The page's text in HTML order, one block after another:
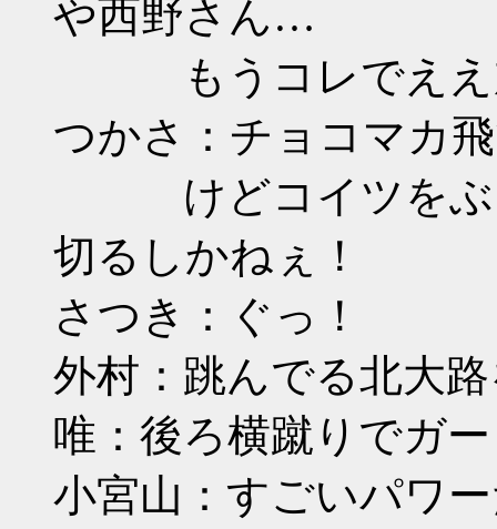
や西野さん…
もうコレでええ
つかさ：チョコマカ
けどコイツをぶ
切るしかねぇ！
さつき：ぐっ！
外村：跳んでる北大
唯：後ろ横蹴りでガ
小宮山：すごいパワ